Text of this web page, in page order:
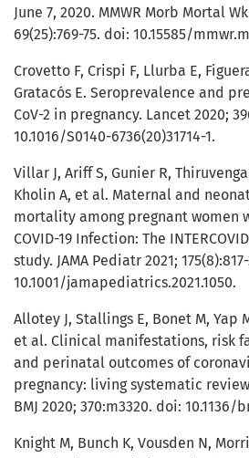
June 7, 2020. MMWR Morb Mortal
69(25):769-75. doi: 10.15585/
Crovetto F, Crispi F, Llurba E,
Gratacós E. Seroprevalence and
CoV-2 in pregnancy. Lancet 2020;
10.1016/S0140-6736(20)31714-1.
Villar J, Ariff S, Gunier R,
Kholin A, et al. Maternal and
mortality among pregnant women
COVID-19 Infection: The
study. JAMA Pediatr 2021;
10.1001/jamapediatrics.2021.1050.
Allotey J, Stallings E, Bonet M, Yap
et al. Clinical manifestations, risk
and perinatal outcomes of
pregnancy: living systematic
BMJ 2020; 370:m3320. doi: 10.1136/
Knight M, Bunch K, Vousden N,